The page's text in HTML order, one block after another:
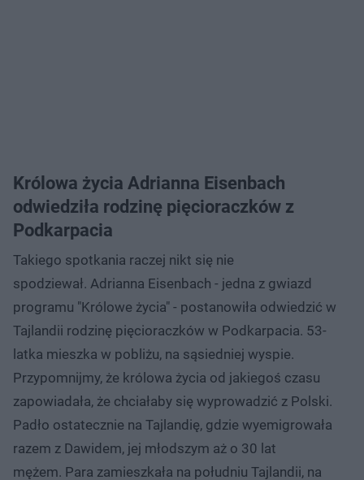
Królowa życia Adrianna Eisenbach
odwiedziła rodzinę pięcioraczków z
Podkarpacia
Takiego spotkania raczej nikt się nie
spodziewał. Adrianna Eisenbach - jedna z gwiazd
programu "Królowe życia" - postanowiła odwiedzić w
Tajlandii rodzinę pięcioraczków w Podkarpacia. 53-
latka mieszka w pobliżu, na sąsiedniej wyspie.
Przypomnijmy, że królowa życia od jakiegoś czasu
zapowiadała, że chciałaby się wyprowadzić z Polski.
Padło ostatecznie na Tajlandię, gdzie wyemigrowała
razem z Dawidem, jej młodszym aż o 30 lat
mężem. Para zamieszkała na południu Tajlandii, na